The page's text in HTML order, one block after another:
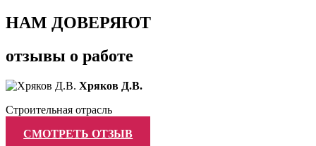
НАМ ДОВЕРЯЮТ
отзывы о работе
Хряков Д.В.
Строительная отрасль
СМОТРЕТЬ ОТЗЫВ